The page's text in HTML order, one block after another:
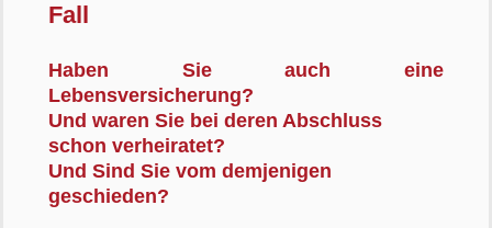
Fall
Haben Sie auch eine
Lebensversicherung?
Und waren Sie bei deren Abschluss
schon verheiratet?
Und Sind Sie vom demjenigen
geschieden?